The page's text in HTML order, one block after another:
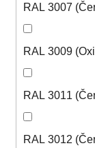
RAL 3007
RAL 3009
RAL 3011
RAL 3012